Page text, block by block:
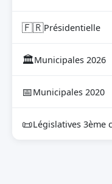
🇫🇷Présidentielle
🏛Municipales 2026
📅Municipales 2020
📜Législatives 3ème